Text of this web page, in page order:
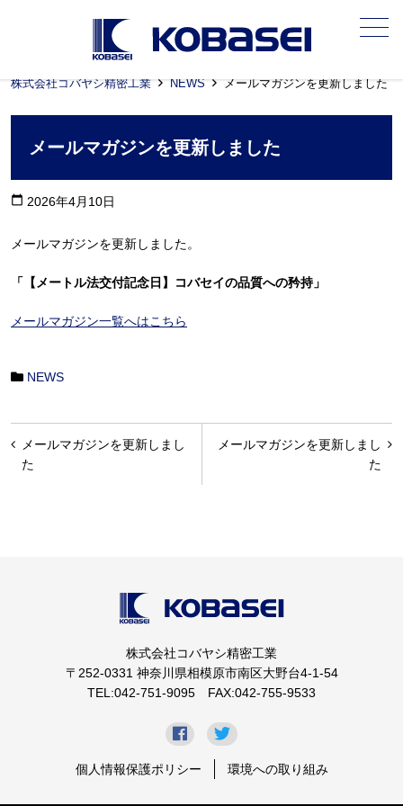
メニュー
株式会社コバヤシ精密工業 NEWS メールマガジンを更新しました
メールマガジンを更新しました
calendar_today 2026年4月10日
メールマガジンを更新しました。
「【メートル法交付記念日】コバセイの品質への矜持」
メールマガジン一覧へはこちら
NEWS
投
稿
メールマガジンを更新しまし
た
メールマガジンを更新しまし
た
株式会社コバヤシ精密工業
〒252-0331 神奈川県相模原市南区大野台4-1-54
TEL:042-751-9095 FAX:042-755-9533
個人情報保護ポリシー 環境への取り組み